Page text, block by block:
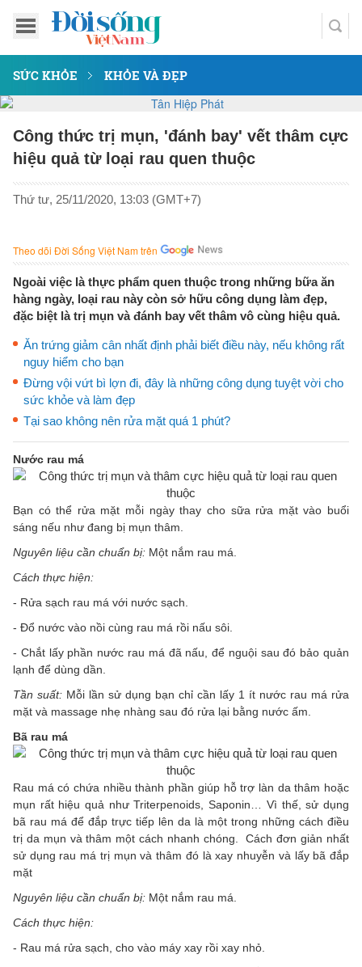
SỨC KHỎE KHỎE VÀ ĐẸP
Công thức trị mụn, 'đánh bay' vết thâm cực
hiệu quả từ loại rau quen thuộc
Thứ tư, 25/11/2020, 13:03 (GMT+7)
Theo dõi Đời Sống Việt Nam trên
Ngoài việc là thực phẩm quen thuộc trong những bữa ăn
hàng ngày, loại rau này còn sở hữu công dụng làm đẹp,
đặc biệt là trị mụn và đánh bay vết thâm vô cùng hiệu quả.
Ăn trứng giảm cân nhất định phải biết điều này, nếu không rất
nguy hiểm cho bạn
Đừng vội vứt bì lợn đi, đây là những công dụng tuyệt vời cho
sức khỏe và làm đẹp
Tại sao không nên rửa mặt quá 1 phút?
Nước rau má
Bạn có thể rửa mặt mỗi ngày thay cho sữa rửa mặt vào buổi
sáng nếu như đang bị mụn thâm.
Nguyên liệu cần chuẩn bị: Một nắm rau má.
Cách thực hiện:
- Rửa sạch rau má với nước sạch.
- Đổ nước vào nồi cùng rau má rồi nấu sôi.
- Chắt lấy phần nước rau má đã nấu, để nguội sau đó bảo quản
lạnh để dùng dần.
Tần suất: Mỗi lần sử dụng bạn chỉ cần lấy 1 ít nước rau má rửa
mặt và massage nhẹ nhàng sau đó rửa lại bằng nước ấm.
Bã rau má
Rau má có chứa nhiều thành phần giúp hỗ trợ làn da thâm hoặc
mụn rất hiệu quả như Triterpenoids, Saponin… Vì thế, sử dụng
bã rau má để đắp trực tiếp lên da là một trong những cách điều
trị da mụn và thâm một cách nhanh chóng. Cách đơn giản nhất
sử dụng rau má trị mụn và thâm đó là xay nhuyễn và lấy bã đắp
mặt
Nguyên liệu cần chuẩn bị: Một nắm rau má.
Cách thực hiện:
- Rau má rửa sạch, cho vào máy xay rồi xay nhỏ.